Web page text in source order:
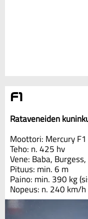
F1
Rataveneiden
Moottori: Mercury F1
Teho: n. 425 hv
Vene: Baba,
Pituus: min. 6 m
Paino: min. 390 kg
Nopeus: n. 240 km/h